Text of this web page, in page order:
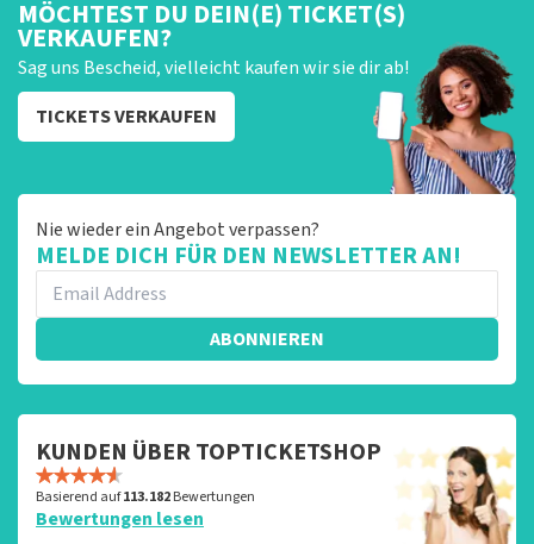
MÖCHTEST DU DEIN(E) TICKET(S)
VERKAUFEN?
Sag uns Bescheid, vielleicht kaufen wir sie dir ab!
TICKETS VERKAUFEN
Nie wieder ein Angebot verpassen?
MELDE DICH FÜR DEN NEWSLETTER AN!
ABONNIEREN
KUNDEN ÜBER TOPTICKETSHOP
Basierend auf113.182Bewertungen
Bewertungen lesen